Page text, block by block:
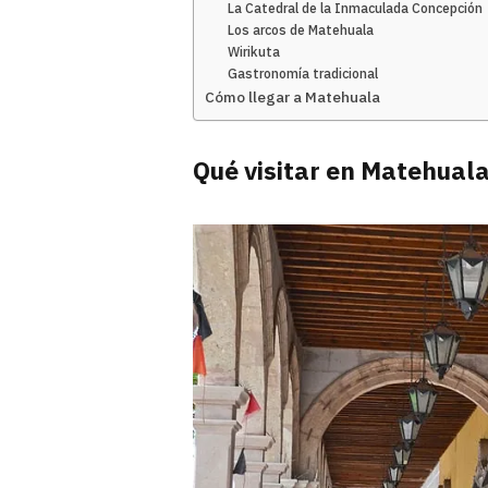
La Catedral de la Inmaculada Concepción
Los arcos de Matehuala
Wirikuta
Gastronomía tradicional
Cómo llegar a Matehuala
Qué visitar en